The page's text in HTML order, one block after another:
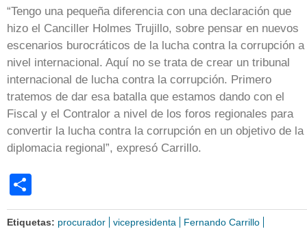
“Tengo una pequeña diferencia con una declaración que
hizo el Canciller Holmes Trujillo, sobre pensar en nuevos
escenarios burocráticos de la lucha contra la corrupción a
nivel internacional. Aquí no se trata de crear un tribunal
internacional de lucha contra la corrupción. Primero
tratemos de dar esa batalla que estamos dando con el
Fiscal y el Contralor a nivel de los foros regionales para
convertir la lucha contra la corrupción en un objetivo de la
diplomacia regional”, expresó Carrillo.
Etiquetas: procurador vicepresidenta Fernando Carrillo